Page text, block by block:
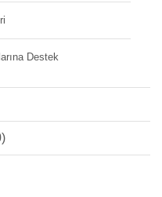
Destek